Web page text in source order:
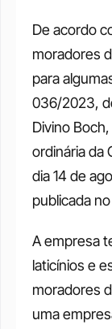
De acordo
moradores
para
036/2023,
Divino
ordinária da
dia 14 de
publicada
A empresa
laticínios e
moradores
uma